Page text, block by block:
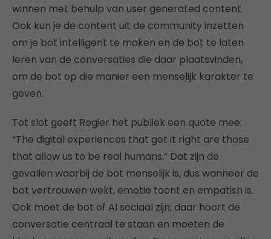
winnen met behulp van user generated content.
Ook kun je de content uit de community inzetten
om je bot intelligent te maken en de bot te laten
leren van de conversaties die daar plaatsvinden,
om de bot op die manier een menselijk karakter te
geven.
Tot slot geeft Rogier het publiek een quote mee:
“The digital experiences that get it right are those
that allow us to be real humans.” Dat zijn de
gevallen waarbij de bot menselijk is, dus wanneer de
bot vertrouwen wekt, emotie toont en empatish is.
Ook moet de bot of AI sociaal zijn; daar hoort de
conversatie centraal te staan en moeten de